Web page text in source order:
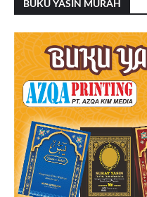
BUKU YASIN MURAH